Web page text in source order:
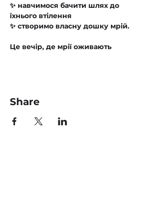
✨ навчимося бачити шлях до
їхнього втілення
✨ створимо власну дошку мрій.
Це вечір, де мрії оживають
Share